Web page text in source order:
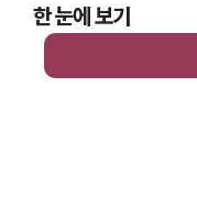
한 눈에 보기